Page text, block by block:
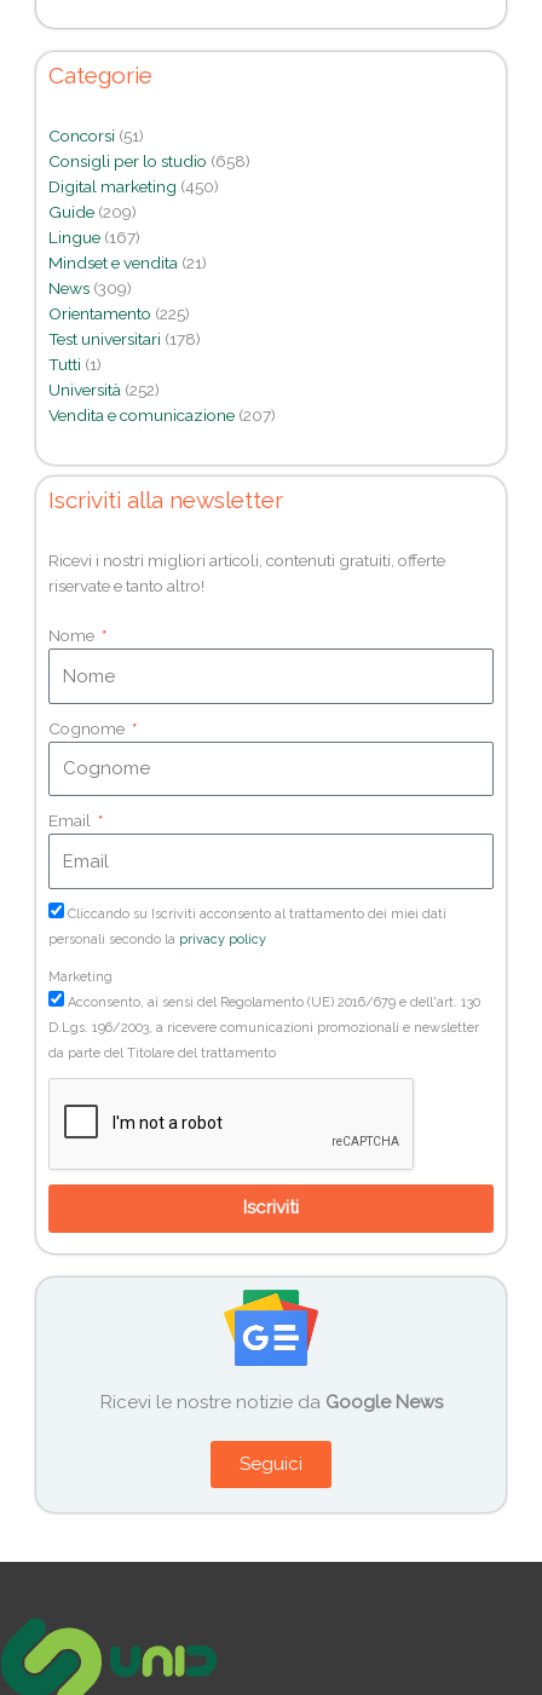
Categorie
Concorsi (51)
Consigli per lo studio (658)
Digital marketing (450)
Guide (209)
Lingue (167)
Mindset e vendita (21)
News (309)
Orientamento (225)
Test universitari (178)
Tutti (1)
Università (252)
Vendita e comunicazione (207)
Iscriviti alla newsletter
Ricevi i nostri migliori articoli, contenuti gratuiti, offerte
riservate e tanto altro!
Nome
Cognome
Email
Cliccando su Iscriviti acconsento al trattamento dei miei dati
personali secondo la privacy policy
Marketing
Acconsento, ai sensi del Regolamento (UE) 2016/679 e dell'art. 130
D.Lgs. 196/2003, a ricevere comunicazioni promozionali e newsletter
da parte del Titolare del trattamento
Iscriviti
Ricevi le nostre notizie da Google News
Seguici